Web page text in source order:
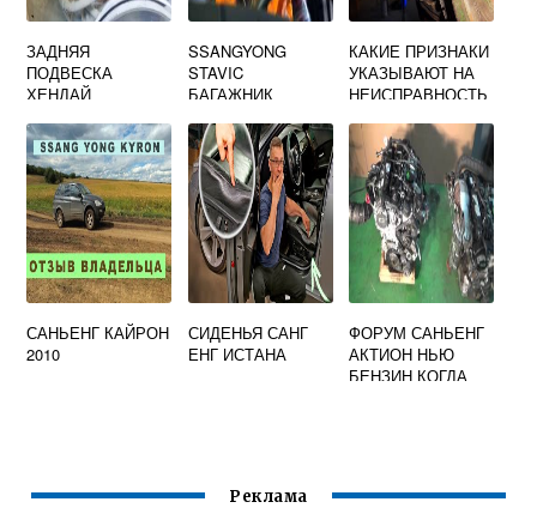
ЗАДНЯЯ
ПОДВЕСКА
ХЕНДАЙ
SSANGYONG
STAVIC
БАГАЖНИК
КАКИЕ ПРИЗНАКИ
УКАЗЫВАЮТ НА
НЕИСПРАВНОСТЬ
КОЛЕНВАЛА И
КАК ИХ
ИСПРАВИТЬ?
САНЬЕНГ КАЙРОН
2010
СИДЕНЬЯ САНГ
ЕНГ ИСТАНА
ФОРУМ САНЬЕНГ
АКТИОН НЬЮ
БЕНЗИН КОГДА
Реклама